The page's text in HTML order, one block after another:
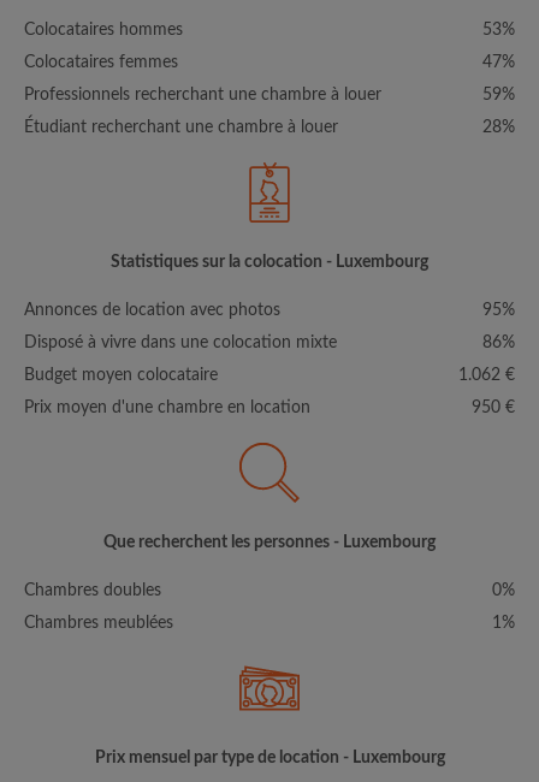
Colocataires hommes
53%
Colocataires femmes
47%
Professionnels recherchant une chambre à louer
59%
Étudiant recherchant une chambre à louer
28%
Statistiques sur la colocation - Luxembourg
Annonces de location avec photos
95%
Disposé à vivre dans une colocation mixte
86%
Budget moyen colocataire
1.062 €
Prix moyen d'une chambre en location
950 €
Que recherchent les personnes - Luxembourg
Chambres doubles
0%
Chambres meublées
1%
Prix mensuel par type de location - Luxembourg